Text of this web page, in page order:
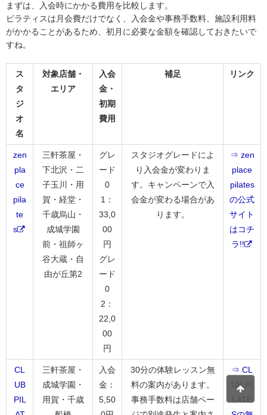
まずは、入会時にかかる費用を比較します。
ピラティスは月会費だけでなく、入会金や事務手数料、施設利用料
がかかることがあるため、初月に必要な金額を確認しておきたいで
すね。
ス
タ
ジ
オ
名
対象店舗・
エリア
入会
金・
初期
費用
補足 リンク
zen
pla
ce
pila
te
s
三軒茶屋・
下北沢・二
子玉川・用
賀・経堂・
千歳烏山・
成城学園
前・祖師ヶ
谷大蔵・自
由が丘第2
グレ
ード
0
1：
33,0
00
円
グレ
ード
0
2：
22,0
00
円
スタジオグレードによ
り入会金が変わりま
す。キャンペーンで入
会金が変わる場合があ
ります。
⇒ zen
place
pilates
の公式
サイト
はコチ
ラ!!
CL
UB
PIL
三軒茶屋・
成城学園・
用賀・千歳
入会
金：
5,50
30分の体験レッスン無
料の案内があります。
事務手数料は店舗ペー
⇒ CL
UB PI
LATE